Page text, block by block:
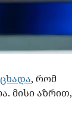
, რომ
მისი აზრით,